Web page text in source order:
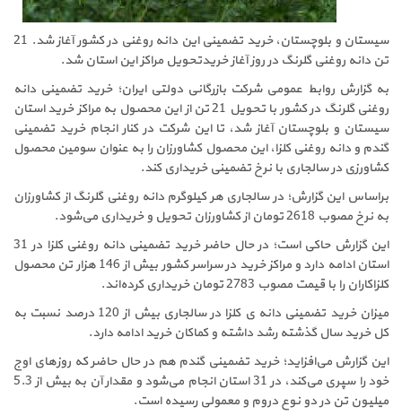
سیستان و بلوچستان، خرید تضمینی این دانه روغنی در کشور آغاز شد. 21
تن دانه روغنی گلرنگ در روز آغاز خریدتحویل مراکز این استان شد.
به گزارش روابط عمومی شرکت بازرگانی دولتی ایران؛ خرید تضمینی دانه
روغنی گلرنگ در کشور با تحویل 21 تن از این محصول به مراکز خرید استان
سیستان و بلوچستان آغاز شد، تا این شرکت در کنار انجام خرید تضمینی
گندم و دانه روغنی کلزا، این محصول کشاورزان را به عنوان سومین محصول
کشاورزی در سالجاری با نرخ تضمینی خریداری کند.
براساس این گزارش؛ در سالجاری هر کیلوگرم دانه روغنی گلرنگ از کشاورزان
به نرخ مصوب 2618 تومان از کشاورزان تحویل و خریداری می‌شود.
این گزارش حاکی است؛ در حال حاضر خرید تضمینی دانه روغنی کلزا در 31
استان ادامه دارد و مراکز خرید در سراسر کشور بیش از 146 هزار تن محصول
کلزاکاران را با قیمت مصوب 2783 تومان خریداری کرده‌اند.
میزان خرید تضمینی دانه ی کلزا در سالجاری بیش از 120 درصد نسبت به
کل خرید سال گذشته رشد داشته و کماکان خرید ادامه دارد.
این گزارش می‌افزاید؛ خرید تضمینی گندم هم در حال حاضر که روزهای اوج
خود را سپری می‌کند، در 31 استان انجام می‌شود و مقدار آن به بیش از 5.3
میلیون تن در دو نوع دروم و معمولی رسیده است.